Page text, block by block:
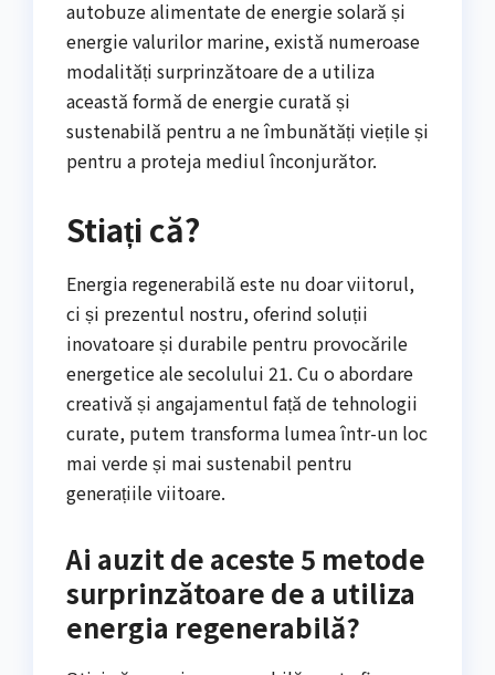
autobuze alimentate de energie solară și
energie valurilor marine, există numeroase
modalități surprinzătoare de a utiliza
această formă de energie curată și
sustenabilă pentru a ne îmbunătăți viețile și
pentru a proteja mediul înconjurător.
Stiați că?
Energia regenerabilă este nu doar viitorul,
ci și prezentul nostru, oferind soluții
inovatoare și durabile pentru provocările
energetice ale secolului 21. Cu o abordare
creativă și angajamentul față de tehnologii
curate, putem transforma lumea într-un loc
mai verde și mai sustenabil pentru
generațiile viitoare.
Ai auzit de aceste 5 metode
surprinzătoare de a utiliza
energia regenerabilă?